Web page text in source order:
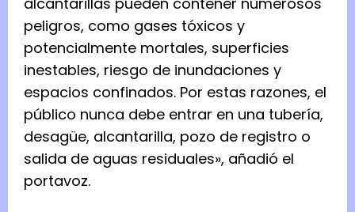
peligros, como gases tóxicos y
potencialmente mortales, superficies
inestables, riesgo de inundaciones y
espacios confinados. Por estas razones, el
público nunca debe entrar en una tubería,
desagüe, alcantarilla, pozo de registro o
salida de aguas residuales», añadió el
portavoz.